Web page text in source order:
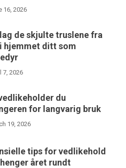
16, 2026
de skjulte truslene fra
hjemmet ditt som
7, 2026
du
for langvarig bruk
19, 2026
tips for vedlikehold
året rundt